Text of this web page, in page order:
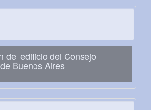
del edificio del Consejo
Buenos Aires